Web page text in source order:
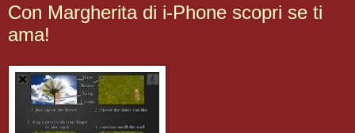
Con Margherita di i-Phone scopri se ti
ama!